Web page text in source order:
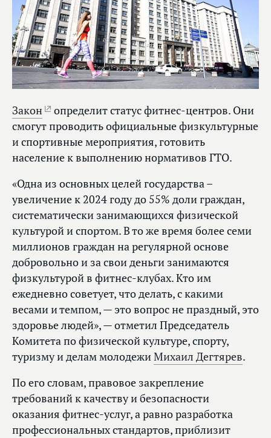
Закон
определит статус фитнес-центров. Они
смогут проводить официальные физкультурные
и спортивные мероприятия, готовить
население к выполнению нормативов ГТО.
«Одна из основных целей государства –
увеличение к 2024 году до 55% доли граждан,
систематически занимающихся физической
культурой и спортом. В то же время более семи
миллионов граждан на регулярной основе
добровольно и за свои деньги занимаются
физкультурой в фитнес-клубах. Кто им
ежедневно советует, что делать, с какими
весами и темпом, — это вопрос не праздный, это
здоровье людей», — отметил Председатель
Комитета по физической культуре, спорту,
туризму и делам молодежиМихаил Дегтярев.
По его словам, правовое закрепление
требований к качеству и безопасности
оказания фитнес-услуг, а равно разработка
профессиональных стандартов, приблизит